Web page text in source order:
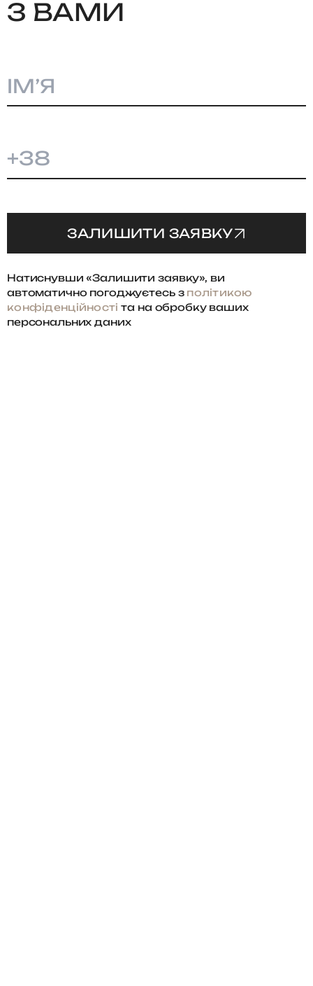
З ВАМИ
+38
ЗАЛИШИТИ ЗАЯВКУ
Натиснувши «Залишити заявку», ви
автоматично погоджуєтесь з політикою
конфіденційності та на обробку ваших
персональних даних